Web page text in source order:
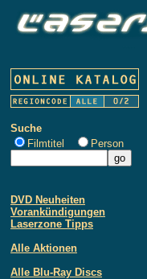
Suche
Filmtitel
Person
DVD Neuheiten
Vorankündigungen
Laserzone Tipps
Alle Aktionen
Alle Blu-Ray Discs